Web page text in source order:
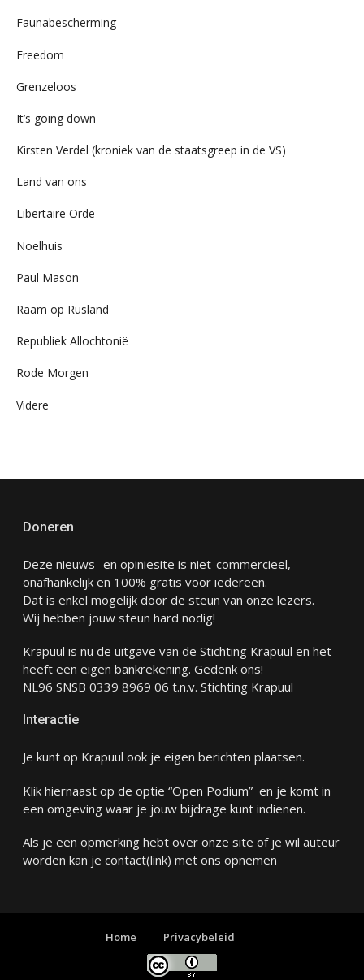
Faunabescherming
Freedom
Grenzeloos
It’s going down
Kirsten Verdel (kroniek van de staatsgreep in de VS)
Land van ons
Libertaire Orde
Noelhuis
Paul Mason
Raam op Rusland
Republiek Allochtonië
Rode Morgen
Videre
Doneren
Deze nieuws- en opiniesite is niet-commercieel,
onafhankelijk en 100% gratis voor iedereen.
Dat is enkel mogelijk door de steun van onze lezers.
Wij hebben jouw steun hard nodig!
Krapuul is nu de uitgave van de Stichting Krapuul en het
heeft een eigen bankrekening. Gedenk ons!
NL96 SNSB 0339 8969 06 t.n.v. Stichting Krapuul
Interactie
Je kunt op Krapuul ook je eigen berichten plaatsen.
Klik hiernaast op de optie “Open Podium” en je komt in
een omgeving waar je jouw bijdrage kunt indienen.
Als je een opmerking hebt over onze site of je wil auteur
worden kan je contact(link) met ons opnemen
Home Privacybeleid